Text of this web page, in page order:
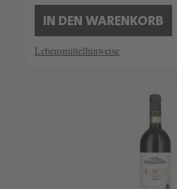
IN DEN WARENKORB
Lebensmittelhinweise